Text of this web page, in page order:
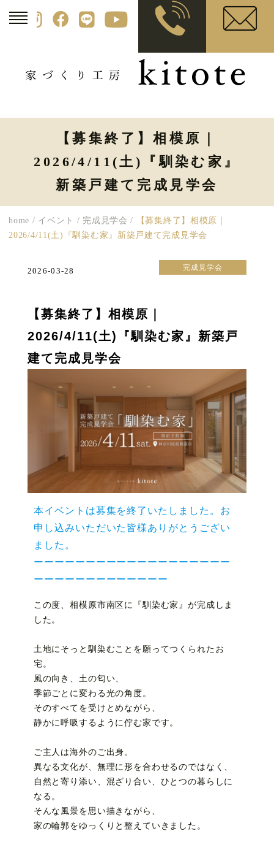
【募集終了】相模原｜
2026/4/11(土)『馴染む家』
新築戸建て完成見学会
home / イベント / 完成見学会 /
【募集終了】相模原｜
2026/4/11(土)『馴染む家』新築戸建て完成見学会
【募集終了】相模原｜
2026/4/11(土)『馴染む家』新築戸
建て完成見学会
2026-03-28 完成見学会
本イベントは募集を終了いたしました。お
申し込みいただいた皆様ありがとうござい
ました。
ーーーーーーーーーーーーーーーーーーー
ーーーーーーーーーーーーー
この度、相模原市南区に『馴染む家』が完成しま
した。
土地にそっと馴染むことを願ってつくられたお
宅。
風の向き、土の匂い、
季節ごとに変わる光の角度。
そのすべてを受けとめながら、
静かに呼吸するように佇む家です。
ご主人は海外のご出身。
異なる文化が、無理に形を合わせるのではなく、
自然と寄り添い、混ざり合い、ひとつの暮らしに
なる。
そんな風景を思い描きながら、
家の輪郭をゆっくりと整えていきました。